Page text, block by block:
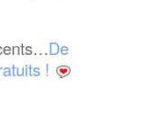
De
!